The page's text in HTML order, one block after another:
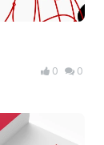
0 0